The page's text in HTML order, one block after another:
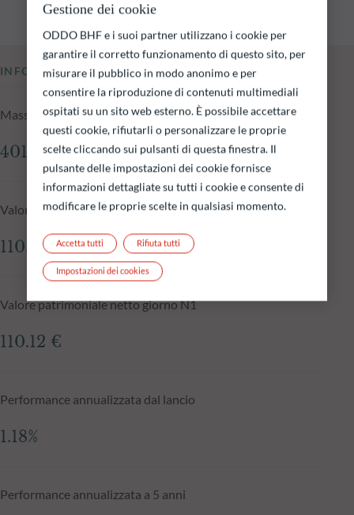
INFORMAZIONI CHIAVE
Masse in gestione del fondo al 04.08.2026
401.27 mln €
Valore patrimoniale netto al 04.08.2026
110.33 €
Valore patrimoniale netto giorno N1
110.12 €
Performance annualizzata dal lancio
1.18%
Performance annualizzata a 5 anni
Gestione dei cookie
ODDO BHF e i suoi partner utilizzano i cookie per
garantire il corretto funzionamento di questo sito, per
misurare il pubblico in modo anonimo e per
consentire la riproduzione di contenuti multimediali
ospitati su un sito web esterno. È possibile accettare
questi cookie, rifiutarli o personalizzare le proprie
scelte cliccando sui pulsanti di questa finestra. Il
pulsante delle impostazioni dei cookie fornisce
informazioni dettagliate su tutti i cookie e consente di
modificare le proprie scelte in qualsiasi momento.
Rifiuta tutti
Accetta tutti
Impostazioni dei cookies